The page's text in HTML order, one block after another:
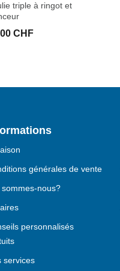
triple à ringot et
CHF
générales de vente
sommes-nous?
personnalisés
services